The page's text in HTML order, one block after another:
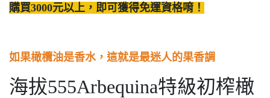
購買3000元以上，即可獲得免運資格唷！
如果橄欖油是香水，這就是最迷人的果香調
海拔555Arbequina特級初榨橄